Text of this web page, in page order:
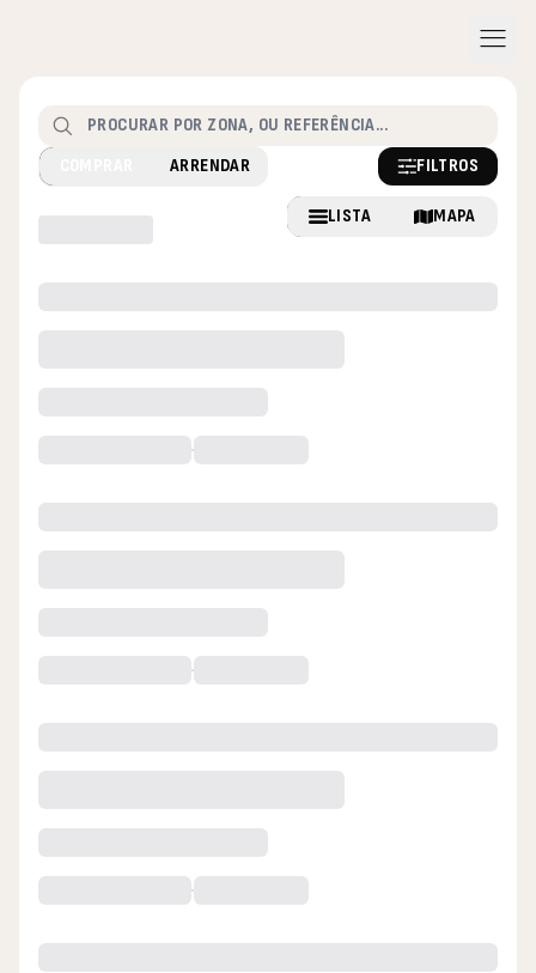
menu
ARRENDAR
Pesquisar
FILTROS
LISTA MAPA